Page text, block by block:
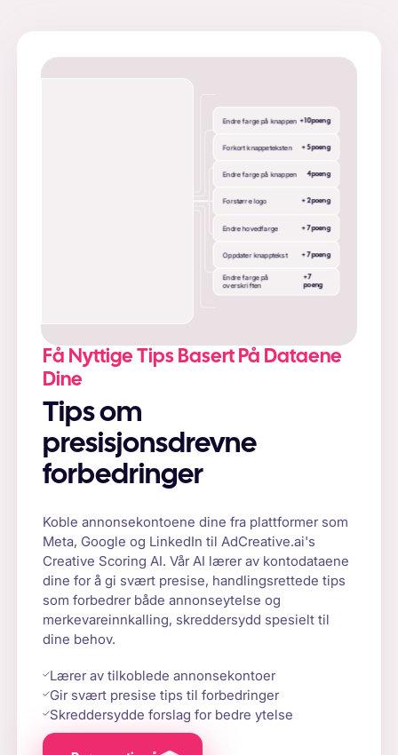
Få Nyttige Tips Basert På Dataene
Dine
Tips om
presisjonsdrevne
forbedringer
Koble annonsekontoene dine fra plattformer som
Meta, Google og LinkedIn til AdCreative.ai's
Creative Scoring AI. Vår AI lærer av kontodataene
dine for å gi svært presise, handlingsrettede tips
som forbedrer både annonseytelse og
merkevareinnkalling, skreddersydd spesielt til
dine behov.
Lærer av tilkoblede annonsekontoer
Gir svært presise tips til forbedringer
Skreddersydde forslag for bedre ytelse
Endre farge på knappen +10poeng
Forkort knappeteksten +5poeng
Endre farge på knappen 4poeng
Forstørre logo +2poeng
Endre hovedfarge +7poeng
Oppdater knapptekst +7poeng
Endre farge på
overskriften
+7
poeng